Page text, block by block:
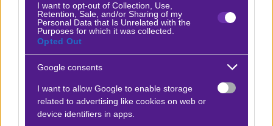
I want to opt-out of Collection, Use,
Retention, Sale, and/or Sharing of my
Personal Data that Is Unrelated with the
Purposes for which it was collected.
Opted Out
Google consents
I want to allow Google to enable storage
related to advertising like cookies on web or
device identifiers in apps.
Gentle Mates vs Liquid
E-Sports 17.01.2026|14:30 +16.60
Over 51,5
Αποτέλεσμα: 58